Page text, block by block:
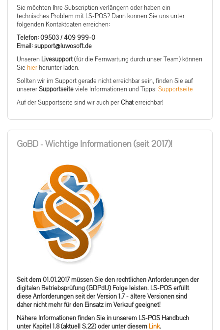
Sie möchten Ihre Subscription verlängern oder haben ein
technisches Problem mit LS-POS? Dann können Sie uns unter
folgenden Kontaktdaten erreichen:
Telefon: 09503 / 409 999-0
ed.tfosowul@troppus :liamE
Unseren Livesupport(für die Fernwartung durch unser Team) können
Sie hierherunter laden.
Sollten wir im Support gerade nicht erreichbar sein, finden Sie auf
unsererSupportseiteviele Informationen und Tipps: Supportseite
Auf der Supportseite sind wir auch perChaterreichbar!
GoBD - Wichtige Informationen (seit 2017)!
Seit dem 01.01.2017 müssen Sie den rechtlichen Anforderungen der
digitalen Betriebsprüfung (GDPdU) Folge leisten. LS-POS erfüllt
diese Anforderungen seit der Version 1.7 - ältere Versionen sind
daher nicht mehr für den Einsatz im Verkauf geeignet!
Nähere Informationen finden Sie in unserem LS-POS Handbuch
unter Kapitel 1.8 (aktuell S.22) oder unter diesem Link.